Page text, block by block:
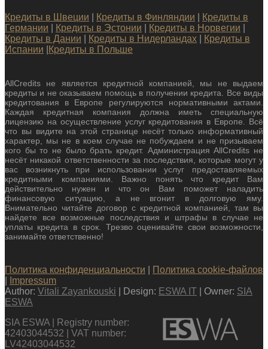
Кредиты в Швеции Кредиты в Финляндии
Кредиты в
Германии
Кредиты в Эстонии Кредиты в Норвегии
Кредиты в Дании
Кредиты в Нидерландах
Кредиты в
Испании
Кредиты в Польше
AllCredits не является кредитной компанией, мы не выдаем
кредиты и не оказываем помощь в получении кредита. Все виды
кредитования в Европе регулируются нормативными актами.
Каждая кредитная компания должна иметь специальную
лицензию на осуществление услуг кредитования в Европе. Всё
что вы видите на этой странице несёт только информативный
характер, мы не в коем случае не побуждаем и не призываем
кого бы то не было брать кредит. Администрация AllCredits не
несёт никакой ответственности за последствия, которые могут у
вас возникнуть при использовании услуг предоставляемых
кредитными компаниями. Важно понять что кредит Вам
действительно нужен и что он Вам поможет наладить
финансовую ситуацию, а не вгонит в долговую яму.
Внимательно читайте договор с кредитной компанией, там вы
найдете все возможные последствия и штрафы в случае не
уплаты кредита в срок. Трезво оценивайте свои возможности,
занимайте ответственно!
Политика конфиденциальности
Политика cookie-файлов
Impressum
Author: Vitali Zayankouski | Design: ESWA IT | Owner: SIA
ESWA
SIA ESWA | Registry number:
42403044532 | VAT number:
LV42403044532